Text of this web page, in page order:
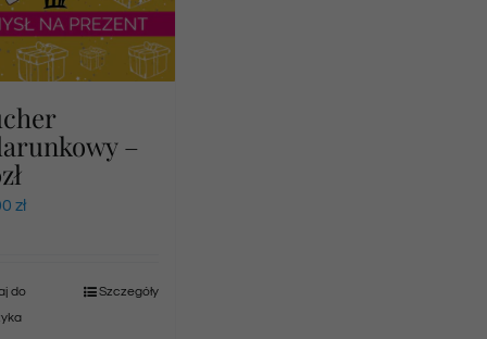
–
zł
do
Szczegóły